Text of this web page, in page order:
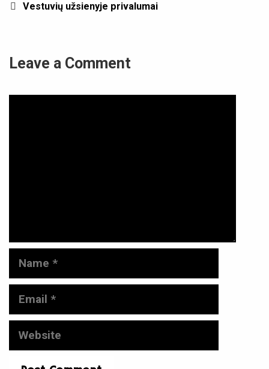
navigation
Vestuvių užsienyje privalumai
Leave a Comment